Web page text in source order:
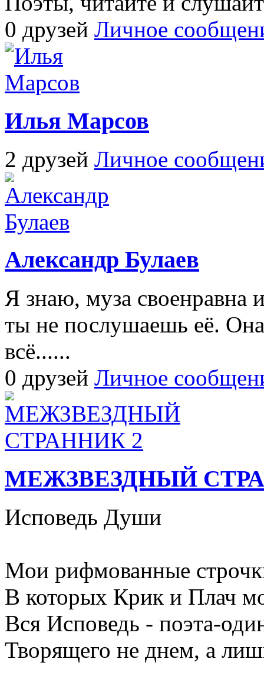
0 друзей Личное
Илья Марсов
2 друзей Личное
Александр Булаев
Я знаю, муза своенравна
ты не послушаешь её.
всё......
0 друзей Личное
МЕЖЗВЕЗДНЫЙ
Исповедь Души
Мои рифмованные
В которых Крик и Плач
Вся Исповедь - поэта-
Творящего не днем, а